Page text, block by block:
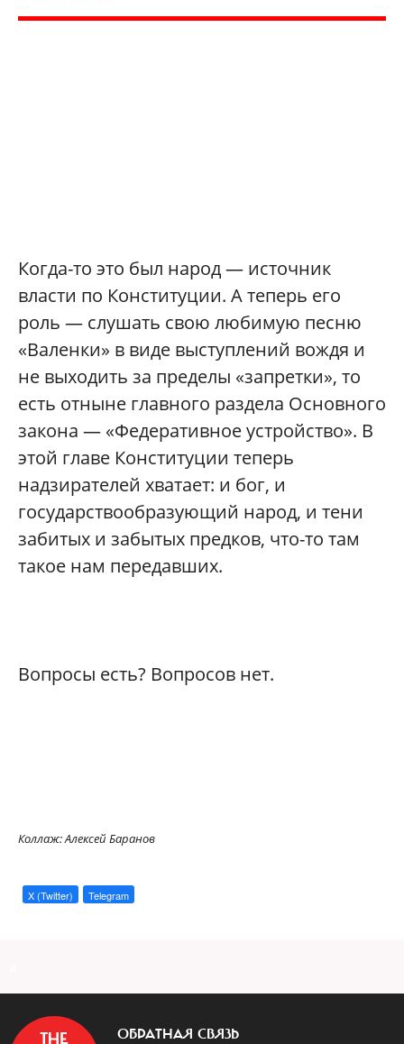
Когда-то это был народ — источник
власти по Конституции. А теперь его
роль — слушать свою любимую песню
«Валенки» в виде выступлений вождя и
не выходить за пределы «запретки», то
есть отныне главного раздела Основного
закона — «Федеративное устройство». В
этой главе Конституции теперь
надзирателей хватает: и бог, и
государствообразующий народ, и тени
забитых и забытых предков, что-то там
такое нам передавших.
Вопросы есть? Вопросов нет.
Коллаж: Алексей Баранов
X (Twitter) Telegram
ОБРАТНАЯ СВЯЗЬ